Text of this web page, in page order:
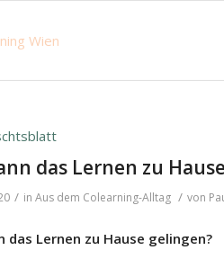
das Lernen zu
/ in Aus dem Colearning-Alltag / von
das Lernen zu Hause gelingen?